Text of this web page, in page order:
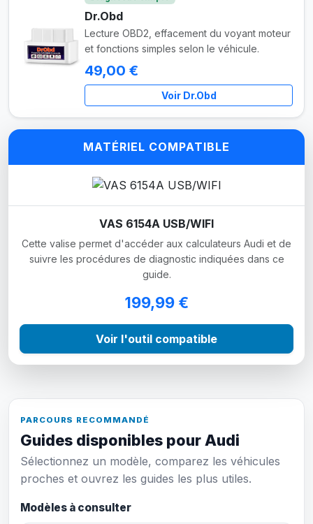
Dr.Obd
Lecture OBD2, effacement du voyant moteur
et fonctions simples selon le véhicule.
49,00 €
Voir Dr.Obd
MATÉRIEL COMPATIBLE
VAS 6154A USB/WIFI
Cette valise permet d'accéder aux calculateurs Audi et de
suivre les procédures de diagnostic indiquées dans ce
guide.
199,99 €
Voir l'outil compatible
PARCOURS RECOMMANDÉ
Guides disponibles pour Audi
Sélectionnez un modèle, comparez les véhicules
proches et ouvrez les guides les plus utiles.
Modèles à consulter